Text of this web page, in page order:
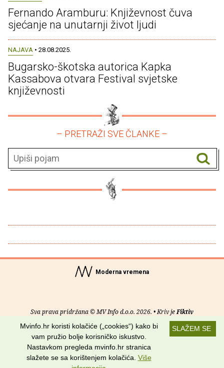
Fernando Aramburu: Književnost čuva
sjećanje na unutarnji život ljudi
NAJAVA • 28.08.2025.
Bugarsko-škotska autorica Kapka
Kassabova otvara Festival svjetske
književnosti
– PRETRAŽI SVE ČLANKE –
Moderna vremena
Sva prava pridržana © MV Info d.o.o. 2026. • Kriv jeFiktiv
Uvjeti korištenja RSS kanali
Potraži nas na:
SLAŽEM SE
Mvinfo.hr koristi kolačiće („cookies“) kako bi
vam pružio bolje korisničko iskustvo.
Nastavkom pregleda mvinfo.hr stranica
slažete se sa korištenjem kolačića. Više